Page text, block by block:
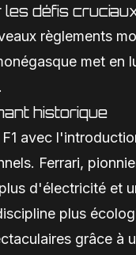
les défis
règlements
met en
historique
avec
Ferrari,
d'électricité et
plus
grâce à